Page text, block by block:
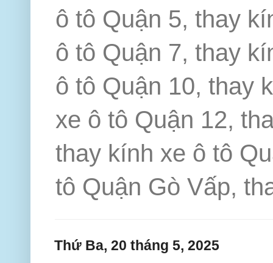
ô tô Quận 5, thay
ô tô Quận 7, thay
ô tô Quận 10, thay
xe ô tô Quận 12,
thay kính xe ô tô
tô Quận Gò Vấp,
Thứ Ba, 20 tháng 5, 2025